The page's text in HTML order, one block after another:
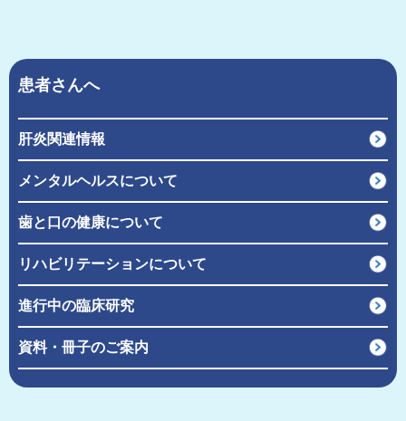
患者さんへ
肝炎関連情報
メンタルヘルスについて
歯と口の健康について
リハビリテーションについて
進行中の臨床研究
資料・冊子のご案内